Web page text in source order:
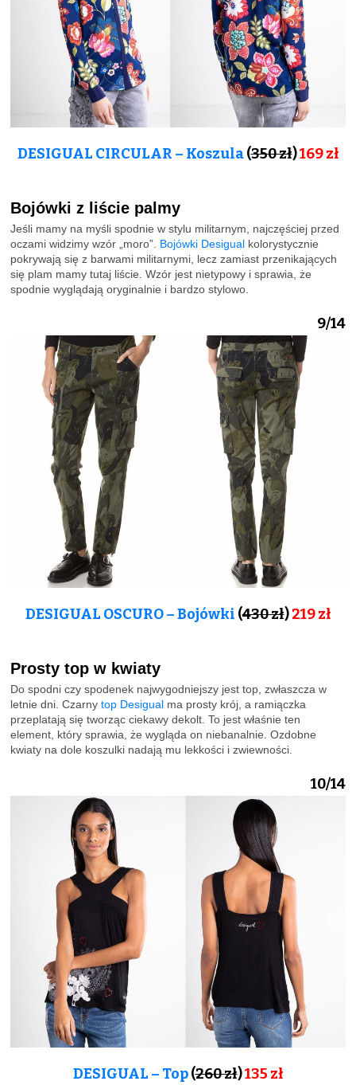
DESIGUAL CIRCULAR – Koszula(350 zł)169zł
Bojówki z liście palmy
Jeśli mamy na myśli spodnie w stylu militarnym, najczęściej przed
oczami widzimy wzór „moro”. Bojówki Desigual kolorystycznie
pokrywają się z barwami militarnymi, lecz zamiast przenikających
się plam mamy tutaj liście. Wzór jest nietypowy i sprawia, że
spodnie wyglądają oryginalnie i bardzo stylowo.
9/14
DESIGUAL OSCURO – Bojówki (430 zł)219zł
Prosty top w kwiaty
Do spodni czy spodenek najwygodniejszy jest top, zwłaszcza w
letnie dni. Czarny top Desigual ma prosty krój, a ramiączka
przeplatają się tworząc ciekawy dekolt. To jest właśnie ten
element, który sprawia, że wygląda on niebanalnie. Ozdobne
kwiaty na dole koszulki nadają mu lekkości i zwiewności.
10/14
DESIGUAL – Top(260 zł)135 zł